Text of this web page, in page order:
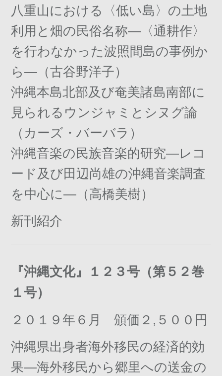
八重山における〈低い島〉の土地
利用と畑の民俗名称―〈通耕作〉
を行わなかった波照間島の事例か
ら―（古谷野洋子）
沖縄本島北部及び奄美諸島南部に
見られるウンジャミとシヌグ論
（カーズ・バーバラ）
沖縄音楽の民族音楽的研究―レコ
ード及び田辺尚雄の沖縄音楽調査
を中心に―（高橋美樹）
新刊紹介
『沖縄文化』１２３号（第５２巻
１号）
２０１９年６月 頒価２,５００円
沖縄県出身者海外移民の経済的効
果―海外移民から郷里への送金の